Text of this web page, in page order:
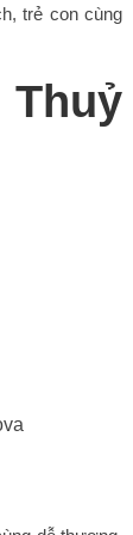
trẻ con cùng